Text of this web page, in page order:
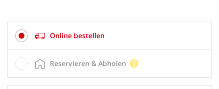
Online bestellen
Reservieren & Abholen